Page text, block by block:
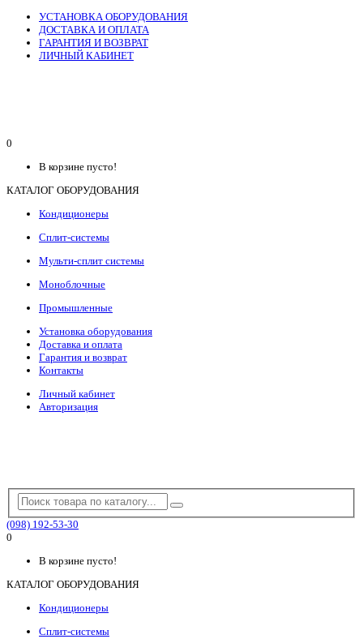
УСТАНОВКА ОБОРУДОВАНИЯ
ДОСТАВКА И ОПЛАТА
ГАРАНТИЯ И ВОЗВРАТ
ЛИЧНЫЙ КАБИНЕТ
0
В корзине пусто!
КАТАЛОГ ОБОРУДОВАНИЯ
Кондиционеры
Сплит-системы
Мульти-сплит системы
Моноблочные
Промышленные
Установка оборудования
Доставка и оплата
Гарантия и возврат
Контакты
Личный кабинет
Авторизация
(098) 192-53-30
0
В корзине пусто!
КАТАЛОГ ОБОРУДОВАНИЯ
Кондиционеры
Сплит-системы